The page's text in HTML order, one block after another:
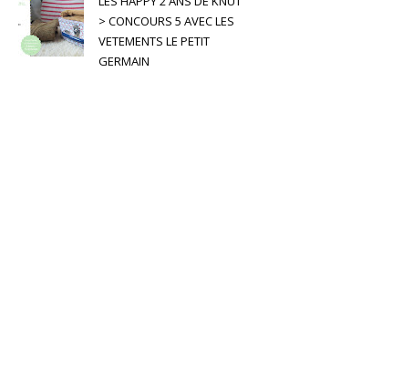
> CONCOURS 5 AVEC LES
VETEMENTS LE PETIT
GERMAIN